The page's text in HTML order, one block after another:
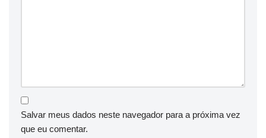
Salvar meus dados neste navegador para a próxima vez
que eu comentar.